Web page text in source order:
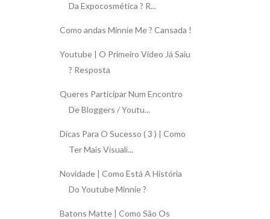
Da Expocosmética ? R...
Como andas Minnie Me ? Cansada !
Youtube | O Primeiro Vídeo Já Saiu
? Resposta
Queres Participar Num Encontro
De Bloggers / Youtu...
Dicas Para O Sucesso ( 3 ) | Como
Ter Mais Visuali...
Novidade | Como Está A História
Do Youtube Minnie ?
Batons Matte | Como São Os